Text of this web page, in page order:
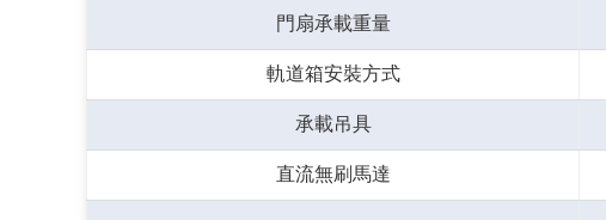
門扇承載重量
軌道箱安裝方式
承載吊具
直流無刷馬達